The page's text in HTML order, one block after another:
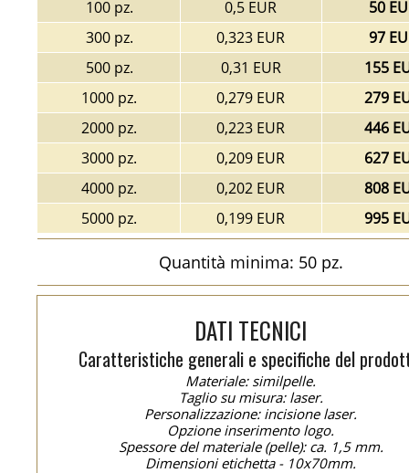
100 pz.
0,5 EUR
50
300 pz.
0,323 EUR
97
500 pz.
0,31 EUR
155
1000 pz.
0,279 EUR
279
2000 pz.
0,223 EUR
446
3000 pz.
0,209 EUR
627
4000 pz.
0,202 EUR
808
5000 pz.
0,199 EUR 995
Quantità minima: 50 pz.
DATI TECNICI
Caratteristiche generali e specifiche del
Materiale: similpelle.
Taglio su misura: laser.
Personalizzazione: incisione laser.
Opzione inserimento logo.
Spessore del materiale (pelle): ca. 1,5 mm.
Dimensioni etichetta - 10x70mm.